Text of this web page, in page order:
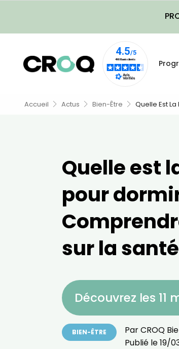
Accueil Actus Bien-Être Quelle Est
Quelle est
pour
sur la santé
Découvrez les 11
BIEN-ÊTRE ParCROQ
Publié le19/